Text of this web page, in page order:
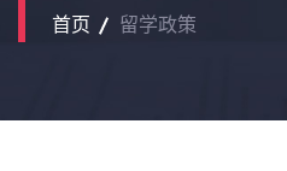
首页 留学政策